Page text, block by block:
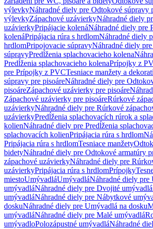
výlevkyNáhradné diely pre Odtokové súpravy
výlevkyZápachové uzávierkyNáhradné diely
uzávierkyPripájacie kolenáNáhradné diely pre
kolenáPripájacia rúra s hrdlomNáhradné diely
hrdlomPripojovacie súpravyNáhradné diely
súpravyPredĺženia splachovacieho kolena
Predĺženia splachovacieho kolenaPrípojky z
pre Prípojky z PVCTesniace manžety a
súpravy pre pisoáreNáhradné diely pre
pisoáreZápachové uzávierky pre pisoáre
Zápachové uzávierky pre pisoáreRúrkové
uzávierkyNáhradné diely pre Rúrkové
uzávierkyPredĺženia splachovacích rúrok a
kolienNáhradné diely pre Predĺženia
splachovacích kolienPripájacia rúra s hrdlom
Pripájacia rúra s hrdlomTesniace manžety
bidetyNáhradné diely pre Odtokové armatúry
zápachové uzávierkyNáhradné diely pre
uzávierkyPripájacia rúra s hrdlomPrípojky
miestoUmývadláUmývadláNáhradné diely pre
umývadláNáhradné diely pre Dvojité umývadlá
umývadláNáhradné diely pre Nábytkové
doskuNáhradné diely pre Umývadlá na dosku
umývadláNáhradné diely pre Malé umývadlá
umývadloPolozápustné umývadláNáhradné